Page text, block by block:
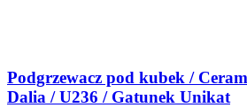
Podgrzewacz pod kubek /
Dalia / U236 / Gatunek Unikat